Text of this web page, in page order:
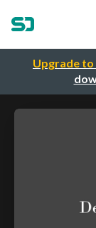
Upgrade to